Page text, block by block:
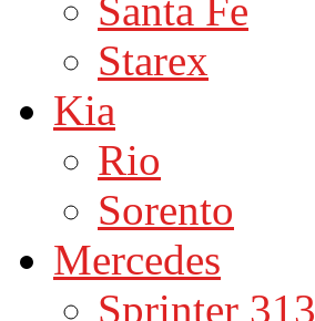
Santa Fe
Starex
Kia
Rio
Sorento
Mercedes
Sprinter 313